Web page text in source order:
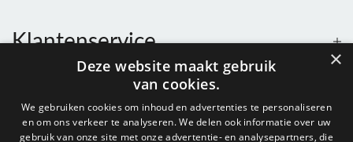
Klantenservice
×
Deze website maakt gebruik
van cookies.
We gebruiken cookies om inhoud en advertenties te personaliseren
en om ons verkeer te analyseren. We delen ook informatie over uw
gebruik van onze site met onze advertentie- en analysepartners, die